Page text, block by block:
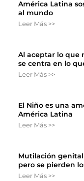
América Latina
al mundo
Leer Más >>
Al aceptar lo que
se centra en lo
Leer Más >>
El Niño es una
América Latina
Leer Más >>
Mutilación
pero se pierden
Leer Más >>